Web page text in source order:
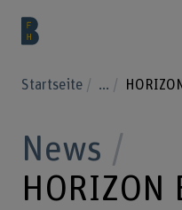
Startseite ...
News
HORIZON